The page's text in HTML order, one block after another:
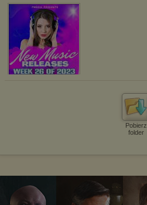
Pobierz
folder